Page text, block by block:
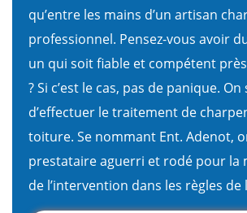
qu’entre les mains d’un artisan
professionnel. Pensez-vous avoir
un qui soit fiable et compétent
? Si c’est le cas, pas de panique.
d’effectuer le traitement de
toiture. Se nommant Ent. Adenot,
prestataire aguerri et rodé pour la
de l’intervention dans les règles de